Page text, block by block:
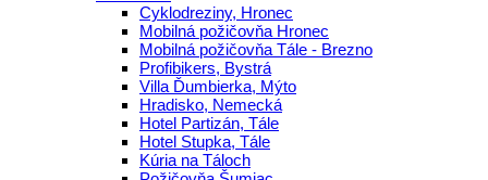
Cyklodreziny, Hronec
Mobilná požičovňa Hronec
Mobilná požičovňa Tále - Brezno
Profibikers, Bystrá
Villa Ďumbierka, Mýto
Hradisko, Nemecká
Hotel Partizán, Tále
Hotel Stupka, Tále
Kúria na Táloch